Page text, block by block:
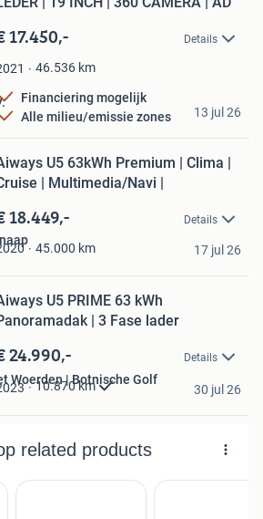
17.450,- Details
46.536 km
Financiering mogelijk
Alle milieu/emissie zones
13 jul 26
U5 63kWh Premium | Clima |
| Multimedia/Navi |
18.449,- Details
45.000 km 17 jul 26
U5 PRIME 63 kWh
| 3 Fase lader
24.990,- Details
10.870km
Woerden | Botnische Golf
30 jul 26